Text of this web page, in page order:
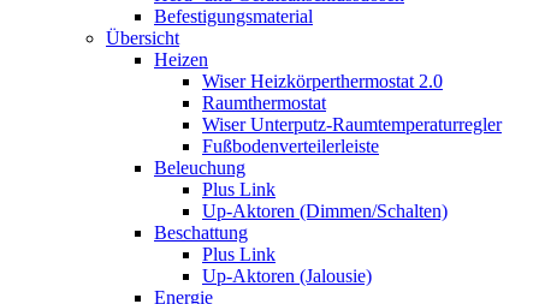
Befestigungsmaterial
Übersicht
Heizen
Wiser Heizkörperthermostat 2.0
Raumthermostat
Wiser Unterputz-Raumtemperaturregler
Fußbodenverteilerleiste
Beleuchung
Plus Link
Up-Aktoren (Dimmen/Schalten)
Beschattung
Plus Link
Up-Aktoren (Jalousie)
Energie